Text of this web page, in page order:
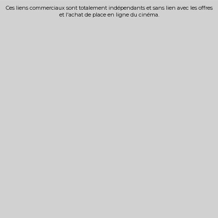
Ces liens commerciaux sont totalement indépendants et sans lien avec les offres
et l'achat de place en ligne du cinéma.